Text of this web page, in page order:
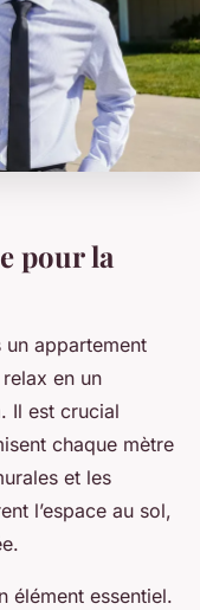
pour la
un appartement
en un
. Il est crucial
chaque mètre
et les
l’espace au sol,
élément essentiel.